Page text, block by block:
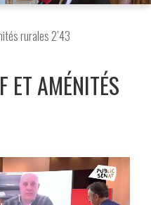
rurales 2’43
ET AMÉNITÉS